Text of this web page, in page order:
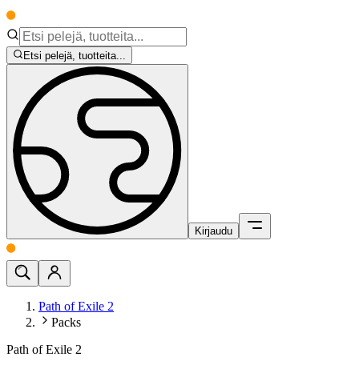
Etsi pelejä, tuotteita...
Kirjaudu
Path of Exile 2
Packs
Path of Exile 2